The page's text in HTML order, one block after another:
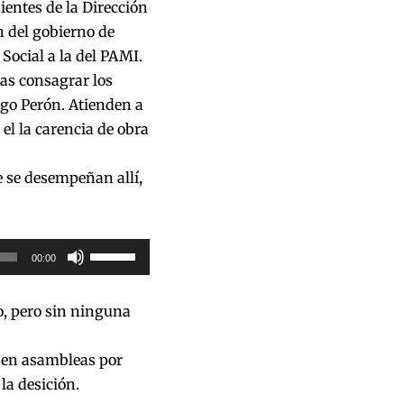
de la Dirección
del gobierno de
a la del PAMI.
consagrar los
Perón. Atienden a
la carencia de obra
desempeñan allí,
00:00
Utiliza
las
de
arriba/abajo
pero sin ninguna
asambleas por
desición.